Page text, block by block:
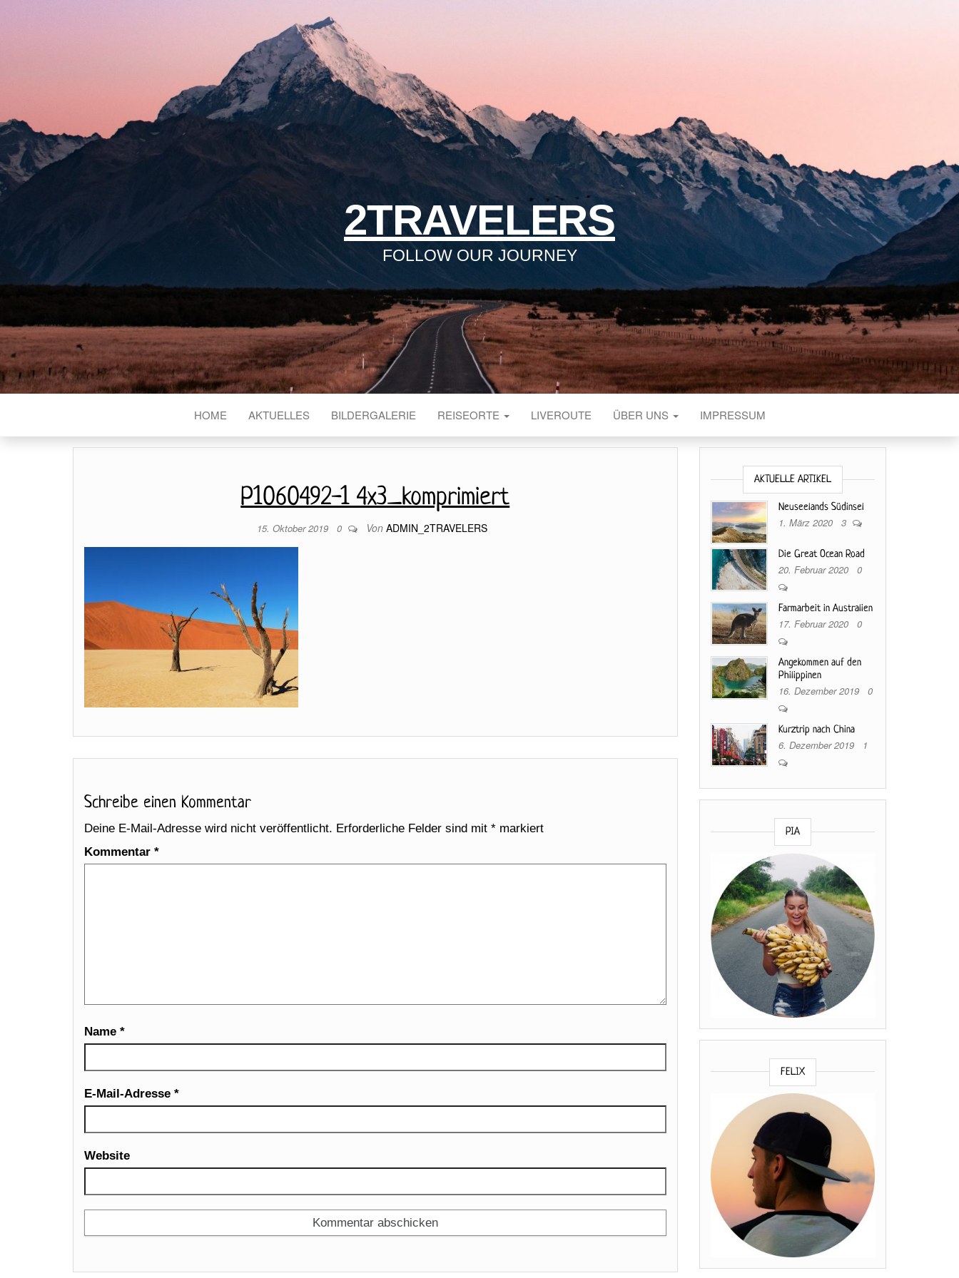
2TRAVELERS
FOLLOW OUR JOURNEY
HOME AKTUELLES BILDERGALERIE REISEORTE LIVEROUTE ÜBER UNS IMPRESSUM
P1060492-1 4x3_komprimiert
15. Oktober 2019 0 Von ADMIN_2TRAVELERS
Schreibe einen Kommentar
Deine E-Mail-Adresse wird nicht veröffentlicht. Erforderliche Felder sind mit * markiert
Kommentar *
Name *
E-Mail-Adresse *
Website
AKTUELLE ARTIKEL
Neuseelands Südinsel
1. März 2020 3
Die Great Ocean Road
20. Februar 2020 0
Farmarbeit in Australien
17. Februar 2020 0
Angekommen auf den
Philippinen
16. Dezember 2019 0
Kurztrip nach China
6. Dezember 2019 1
PIA
FELIX